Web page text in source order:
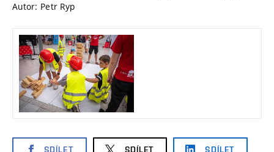
Autor: Petr Ryp
SDÍLET SDÍLET SDÍLET